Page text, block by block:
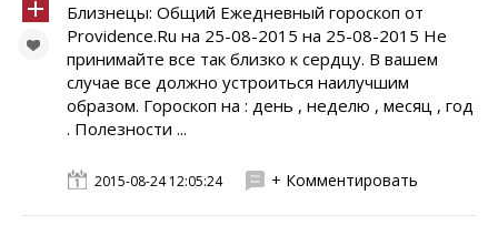
Близнецы: Общий Ежедневный гороскоп от
Providence.Ru на 25-08-2015 на 25-08-2015 Не
принимайте все так близко к сердцу. В вашем
случае все должно устроиться наилучшим
образом. Гороскоп на : день , неделю , месяц , год
. Полезности ...
2015-08-24 12:05:24 + Комментировать